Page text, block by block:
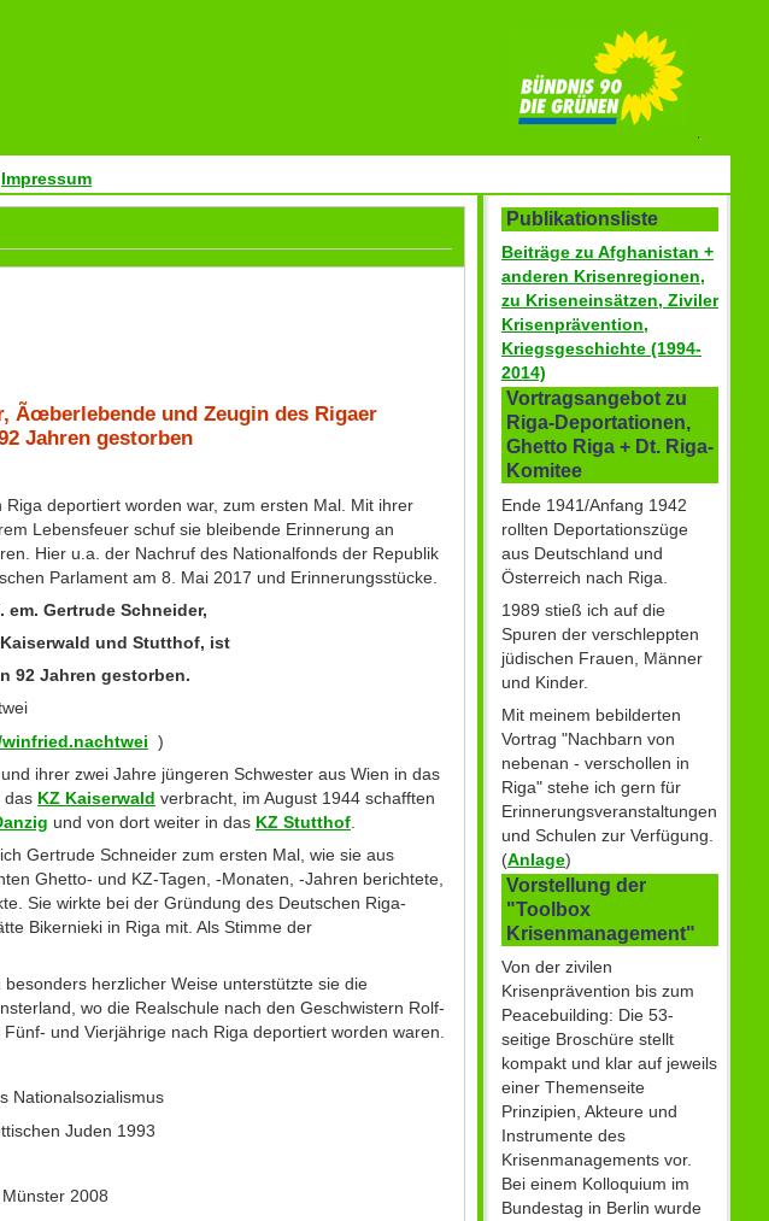
Impressum
Ãœberlebende und Zeugin des Rigaer
Jahren gestorben
deportiert worden war, zum ersten Mal. Mit ihrer
Lebensfeuer schuf sie bleibende Erinnerung an
Hier u.a. der Nachruf des Nationalfonds der Republik
Parlament am 8. Mai 2017 und Erinnerungsstücke.
Gertrude Schneider,
und Stutthof, ist
92 Jahren gestorben.
)
ihrer zwei Jahre jüngeren Schwester aus Wien in das
das KZ Kaiserwald verbracht, im August 1944 schafften
und von dort weiter in das KZ Stutthof
Gertrude Schneider zum ersten Mal, wie sie aus
Ghetto- und KZ-Tagen, -Monaten, -Jahren berichtete,
Sie wirkte bei der Gründung des Deutschen Riga-
Bikernieki in Riga mit. Als Stimme der
herzlicher Weise unterstützte sie die
wo die Realschule nach den Geschwistern Rolf-
und Vierjährige nach Riga deportiert worden waren.
Nationalsozialismus
Juden 1993
2008
Publikationsliste
Beiträge zu Afghanistan +
anderen Krisenregionen,
zu Kriseneinsätzen, Ziviler
Krisenprävention,
Kriegsgeschichte (1994-
2014)
Vortragsangebot zu
Riga-Deportationen,
Ghetto Riga + Dt. Riga-
Komitee
Ende 1941/Anfang 1942
rollten Deportationszüge
aus Deutschland und
Österreich nach Riga.
1989 stieß ich auf die
Spuren der verschleppten
jüdischen Frauen, Männer
und Kinder.
Mit meinem bebilderten
Vortrag "Nachbarn von
nebenan - verschollen in
Riga" stehe ich gern für
Erinnerungsveranstaltungen
und Schulen zur Verfügung.
(Anlage)
Vorstellung der
"Toolbox
Krisenmanagement"
Von der zivilen
Krisenprävention bis zum
Peacebuilding: Die 53-
seitige Broschüre stellt
kompakt und klar auf jeweils
einer Themenseite
Prinzipien, Akteure und
Instrumente des
Krisenmanagements vor.
Bei einem Kolloquium im
Bundestag in Berlin wurde